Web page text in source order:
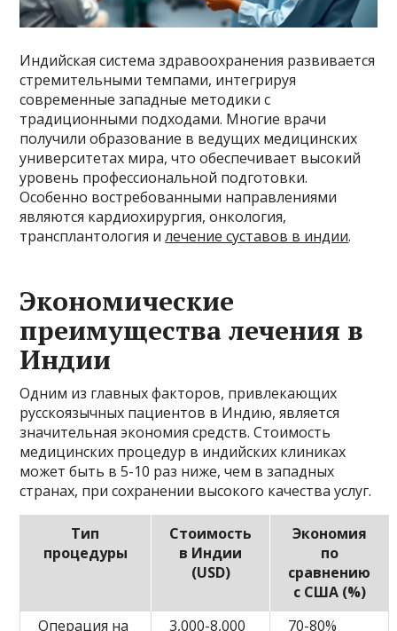
Индийская система здравоохранения развивается
стремительными темпами, интегрируя
современные западные методики с
традиционными подходами. Многие врачи
получили образование в ведущих медицинских
университетах мира, что обеспечивает высокий
уровень профессиональной подготовки.
Особенно востребованными направлениями
являются кардиохирургия, онкология,
трансплантология илечение суставов в индии.
Экономические
преимущества лечения в
Индии
Одним из главных факторов, привлекающих
русскоязычных пациентов в Индию, является
значительная экономия средств. Стоимость
медицинских процедур в индийских клиниках
может быть в 5-10 раз ниже, чем в западных
странах, при сохранении высокого качества услуг.
Тип
процедуры
Стоимость
в Индии
(USD)
Экономия
по
сравнению
с США (%)
Операция на
3,000-8,000 70-80%